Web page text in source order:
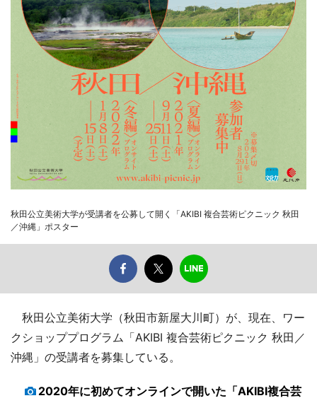
秋田公立美術大学が受講者を公募して開く「AKIBI 複合芸術ピクニック 秋田
／沖縄」ポスター
秋田公立美術大学（秋田市新屋大川町）が、現在、ワー
クショッププログラム「AKIBI 複合芸術ピクニック 秋田／
沖縄」の受講者を募集している。
2020年に初めてオンラインで開いた「AKIBI複合芸